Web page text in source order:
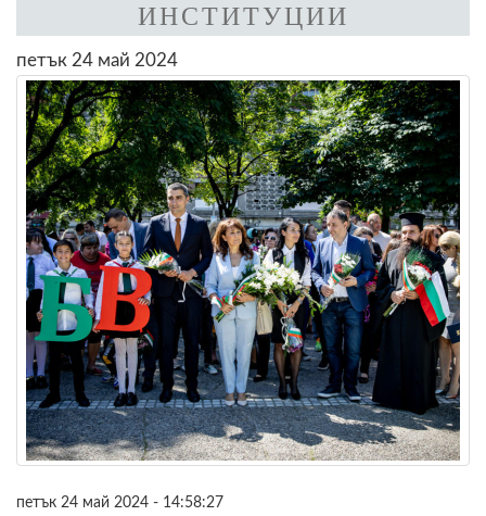
ИНСТИТУЦИИ
петък 24 май 2024
петък 24 май 2024 - 14:58:27